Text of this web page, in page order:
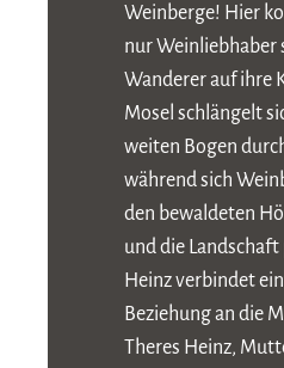
Weinberge! Hier
nur Weinliebhaber
Wanderer auf ihre
Mosel schlängelt
weiten Bogen
während sich
den bewaldeten
und die
Heinz verbindet
Beziehung an die
Theres Heinz,